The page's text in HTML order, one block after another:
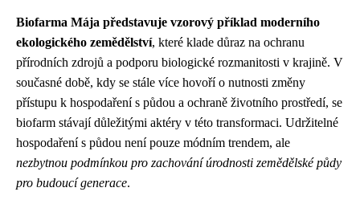
Biofarma Mája představuje vzorový příklad moderního
ekologického zemědělství, které klade důraz na ochranu
přírodních zdrojů a podporu biologické rozmanitosti v krajině. V
současné době, kdy se stále více hovoří o nutnosti změny
přístupu k hospodaření s půdou a ochraně životního prostředí, se
biofarm stávají důležitými aktéry v této transformaci. Udržitelné
hospodaření s půdou není pouze módním trendem, ale
nezbytnou podmínkou pro zachování úrodnosti zemědělské půdy
pro budoucí generace.